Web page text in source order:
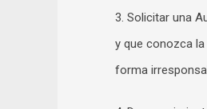
3. Solicitar una
y que conozca
forma